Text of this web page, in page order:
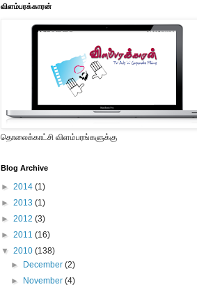
விளம்பரக்காரன்
தொலைக்காட்சி விளம்பரங்களுக்கு
Blog Archive
► 2014 (1)
► 2013 (1)
► 2012 (3)
► 2011 (16)
▼ 2010 (138)
►
December(2)
►
November(4)